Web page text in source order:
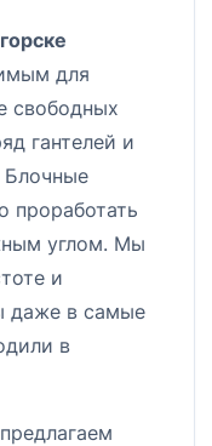
для
свободных
гантелей и
Блочные
проработать
углом. Мы
и
даже в самые
в